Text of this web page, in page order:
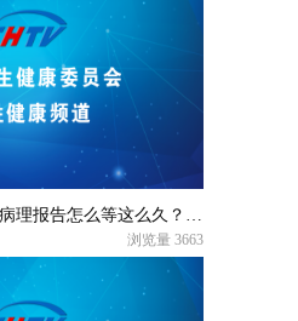
科普了，病理│ 病理报告怎么等这么久？真相在这里！
浏览量 3663